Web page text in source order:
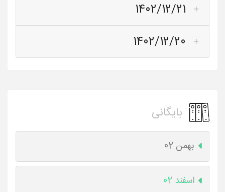
1402/12/21
1402/12/20
بایگانی
بهمن 02
اسفند 02